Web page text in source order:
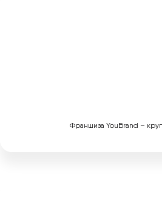
Франшиза YouBrand –